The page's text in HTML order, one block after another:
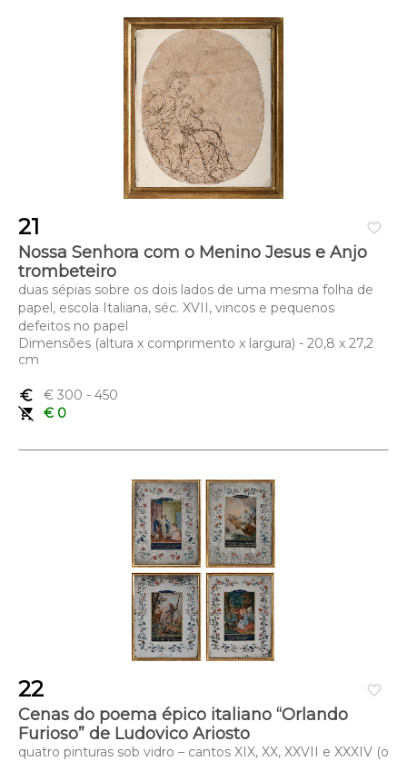
favorite_border
21
Nossa Senhora com o Menino Jesus e Anjo
trombeteiro
duas sépias sobre os dois lados de uma mesma folha de
papel, escola Italiana, séc. XVII, vincos e pequenos
defeitos no papel
Dimensões (altura x comprimento x largura) - 20,8 x 27,2
cm
euro_symbol € 300 - 450
remove_shopping_cart
€ 0
favorite_border
22
Cenas do poema épico italiano “Orlando
Furioso” de Ludovico Ariosto
quatro pinturas sob vidro – cantos XIX, XX, XXVII e XXXIV (o